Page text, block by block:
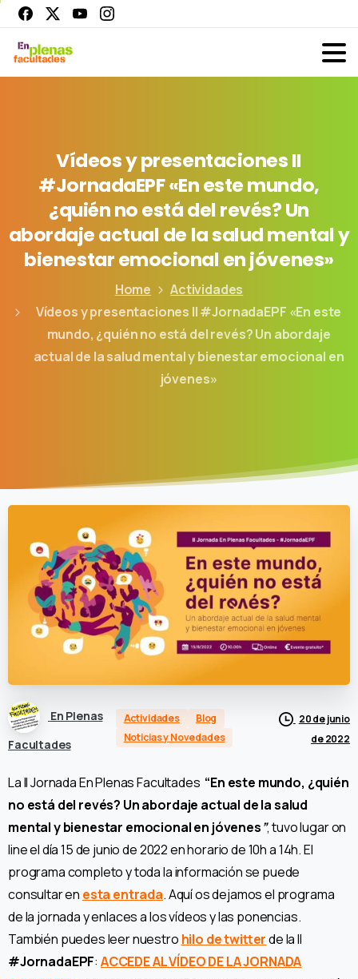
VídeosypresentacionesII
#JornadaEPF«Enestemundo,
¿quiénnoestádel revés?Un
abordajeactual de lasaludmentaly
bienestaremocional enjóvenes»
Home
Actividades
Vídeos y presentaciones II #JornadaEPF «En este
mundo, ¿quién no está del revés? Un abordaje
actual de la salud mental y bienestar emocional en
jóvenes»
En Plenas
Facultades
Actividades
Blog
Noticias y Novedades
20 de junio
de 2022
La II Jornada En Plenas Facultades “En este mundo, ¿quién
no está del revés? Un abordaje actual de la salud
mental y bienestar emocional en jóvenes”, tuvo lugar on
line el día 15 de junio de 2022 en horario de 10h a 14h. El
programa completo y toda la información se puede
consultar en esta entrada. Aquí os dejamos el programa
de la jornada y enlaces a los vídeos y las ponencias.
También puedes leer nuestro hilo de twitterde la II
#JornadaEPF: ACCEDE AL VÍDEO DE LA JORNADA